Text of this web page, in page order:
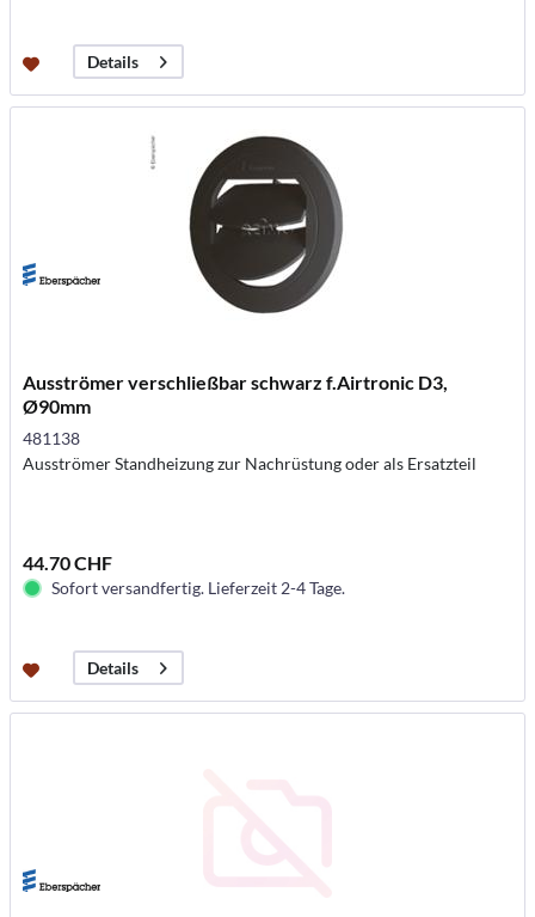
Details
Ausströmer verschließbar schwarz f.Airtronic D3,
Ø90mm
481138
Ausströmer Standheizung zur Nachrüstung oder als Ersatzteil
44.70 CHF
Sofort versandfertig. Lieferzeit 2-4 Tage.
Details